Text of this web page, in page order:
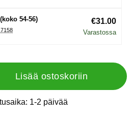
54-56)
nro : 17158
€31.00
Varastossa
Lisää ostoskoriin
Varastossa
1-2 päivää